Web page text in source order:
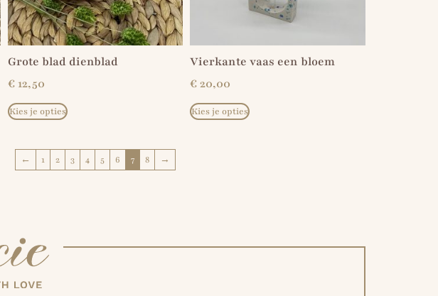
Grote blad dienblad
€12,50
Kies je opties
Vierkante vaas een bloem
€20,00
Kies je opties
← 1 2 3 4 5 6 7 8 →